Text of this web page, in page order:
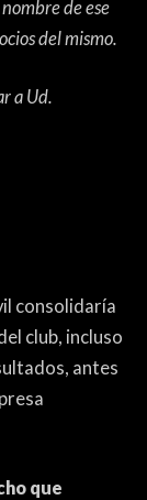
de ese
del mismo.
a Ud.
consolidaría
club, incluso
antes
que